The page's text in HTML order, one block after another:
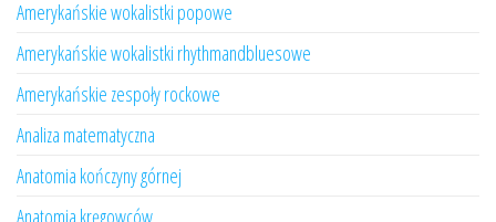
Amerykańskie wokalistki popowe
Amerykańskie wokalistki rhythmandbluesowe
Amerykańskie zespoły rockowe
Analiza matematyczna
Anatomia kończyny górnej
Anatomia kręgowców